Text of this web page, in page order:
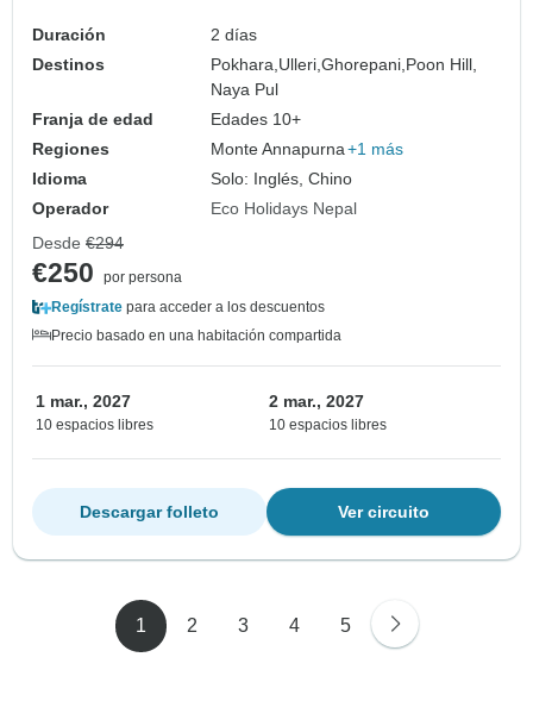
Duración
2 días
Destinos
Pokhara,Ulleri,Ghorepani,Poon Hill,
Naya Pul
Franja de edad
Edades 10+
Regiones
Monte Annapurna+1 más
Idioma
Solo: Inglés, Chino
Operador
Eco Holidays Nepal
Desde €294
€250
por persona
Regístrate para acceder a los descuentos
Precio basado en una habitación compartida
1 mar., 2027
10 espacios libres
2 mar., 2027
10 espacios libres
Ver circuito
Descargar folleto
1 2 3 4 5